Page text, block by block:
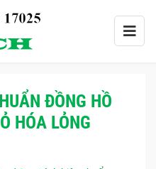
ĐỒNG HỒ
HÓA LỎNG